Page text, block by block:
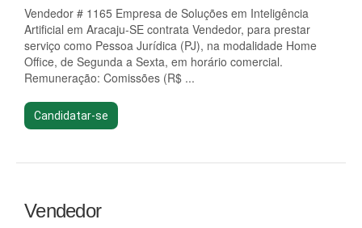
Vendedor # 1165 Empresa de Soluções em Inteligência
Artificial em Aracaju-SE contrata Vendedor, para prestar
serviço como Pessoa Jurídica (PJ), na modalidade Home
Office, de Segunda a Sexta, em horário comercial.
Remuneração: Comissões (R$ ...
Candidatar-se
Vendedor